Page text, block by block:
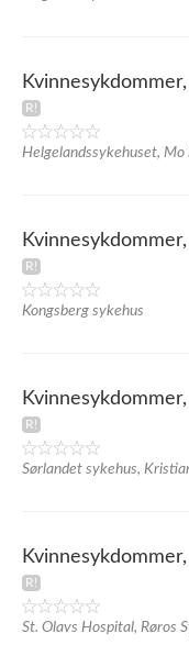
Helgelandssykehuset, Mo
Kongsberg sykehus
Sørlandet sykehus,
St. Olavs Hospital, Røros